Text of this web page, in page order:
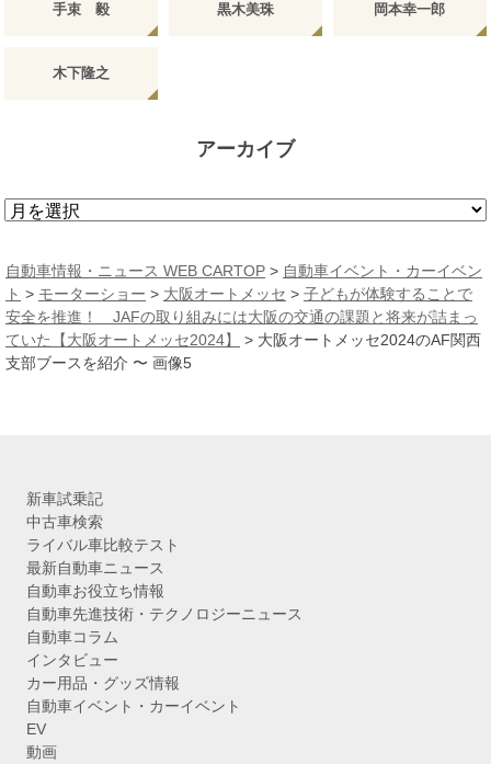
手束 毅 黒木美珠 岡本幸一郎
木下隆之
アーカイブ
ア
カ
イ
ブ
自動車情報・ニュース WEB CARTOP > 自動車イベント・カーイベン
ト > モーターショー > 大阪オートメッセ > 子どもが体験することで
安全を推進！ JAFの取り組みには大阪の交通の課題と将来が詰まっ
ていた【大阪オートメッセ2024】
> 大阪オートメッセ2024のAF関西
支部ブースを紹介 〜 画像5
新車試乗記
中古車検索
ライバル車比較テスト
最新自動車ニュース
自動車お役立ち情報
自動車先進技術・テクノロジーニュース
自動車コラム
インタビュー
カー用品・グッズ情報
自動車イベント・カーイベント
EV
動画